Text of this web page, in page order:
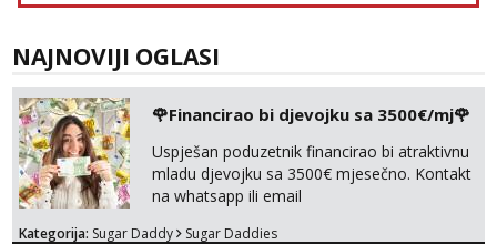
NAJNOVIJI OGLASI
🌹Financirao bi djevojku sa 3500€/mj🌹
Uspješan poduzetnik financirao bi atraktivnu
mladu djevojku sa 3500€ mjesečno. Kontakt
na whatsapp ili email
Kategorija: Sugar Daddy Sugar Daddies